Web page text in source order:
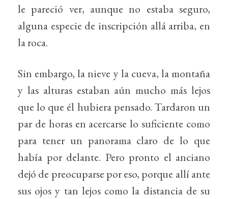
le pareció ver, aunque no estaba seguro,
alguna especie de inscripción allá arriba, en
la roca.
Sin embargo, la nieve y la cueva, la montaña
y las alturas estaban aún mucho más lejos
que lo que él hubiera pensado. Tardaron un
par de horas en acercarse lo suficiente como
para tener un panorama claro de lo que
había por delante. Pero pronto el anciano
dejó de preocuparse por eso, porque allí ante
sus ojos y tan lejos como la distancia de su